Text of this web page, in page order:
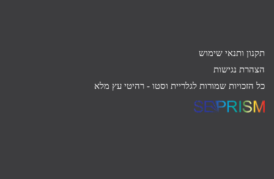
תקנון ותנאי שימוש
הצהרת נגישות
כל הזכויות שמורות לגלריית וסטו - רהיטי עץ מלא